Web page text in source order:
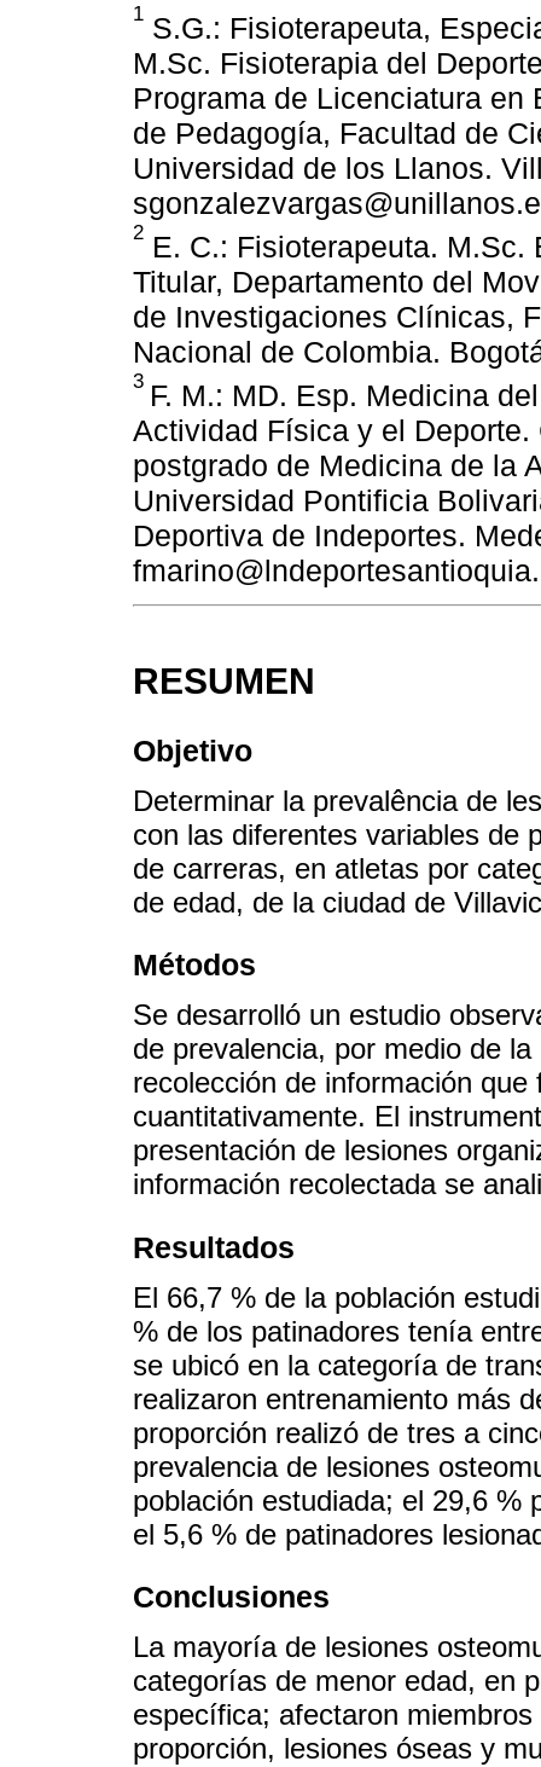
1 S.G.: Fisioterapeuta,
M.Sc. Fisioterapia del
Programa de Licenciatura
de Pedagogía, Facultad de
Universidad de los Llanos.
2 E. C.: Fisioterapeuta.
Titular, Departamento del
de Investigaciones Clínicas,
Nacional de Colombia.
3 F. M.: MD. Esp. Medicina
Actividad Física y el
postgrado de Medicina de la
Universidad Pontificia
Deportiva de Indeportes.
RESUMEN
Objetivo
Determinar la prevalência de
con las diferentes variables de
de carreras, en atletas por
de edad, de la ciudad de
Métodos
Se desarrolló un estudio
de prevalencia, por medio de
recolección de información
cuantitativamente. El
presentación de lesiones
información recolectada se
Resultados
El 66,7 % de la población
% de los patinadores tenía
se ubicó en la categoría de
realizaron entrenamiento más
proporción realizó de tres a
prevalencia de lesiones
población estudiada; el 29,6 %
el 5,6 % de patinadores
Conclusiones
La mayoría de lesiones
categorías de menor edad, en
específica; afectaron
proporción, lesiones óseas y